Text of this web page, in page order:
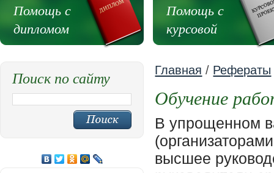
Помощь с
дипломом
Помощь с
курсовой
Главная / Рефераты
Обучение
В упрощенном варианте участниками процесса обучения (организаторами, слушателями, преподавателями) являются: высшее руководство организации, предприятия; руководители среднего уровня управления; руководители нижнего звена; рядовые работники организации, предприятия. Важно подчеркнуть, что среди указанных категорий работников только линейные руководители могут нести непосредственную ответственность в целом за процесс развития и обучения работников, поскольку они лучше могут оценить их квалификацию и компетентность. При этом важно хорошо представлять, что развитие персонала без поддержки высшего руководства организовать достаточно сложно, если вообще возможно. А именно здесь сегодня имеется множество подводных камней, так как большинство российских менеджеров или руководителей считают своей главной задачей административное и техническое управление. В связи с этим важно говорить и о таком профессиональном качестве любого руководителя, как умение работать с кадрами по развитию их активности. В целом же участие в развитии человеческих ресурсов - важное требование к любому начальнику при осуществлении им руководящих функций. Персональная ответственность непосредственного руководителя за обучение персонала тем не менее не означает, что он и обеспечивает обучение. Его задача - определить на основе оценки деятельности человека, каких знаний и навыков ему не хватает, обсудить данную проблему с подчиненным, наметить порядок обучения. Наметив с подразделением по персоналу сроки обучения и по его завершении помочь сотруднику в использовании полученных знаний и навыков для повышения эффективности его деятельности. В частности, определение потребности в обучении осуществляется на следующих уровнях: на уровне организации определяется потребность в обучении, которое может способствовать повышению эффективности деятельности организации в целом. Например, изменение форм и методов работы с заказчиком, переход на новые технологии или производство новой продукции; на уровне рабочей группы или подразделения определяется потребность в обучении, необходимом для эффективности работы группы. Например, обучение навыкам работы в команде, овладение изменениями в бухгалтерском учете, в технологии производства, при выполнении уникального заказа; на уровне индивида определяется потребность в обучении, результатом которого может стать повышение эффективности деятельности отдельного работника. Например, при вводе или использовании нового оборудования или технологий, при обретении специальных навыков управления в самоуправляемых группах и т.д. После того как персонально для каждого работника определены области возможных усовершенствований, необходимо конкретизировать цели и задачи обучения работающего
Поиск по сайту